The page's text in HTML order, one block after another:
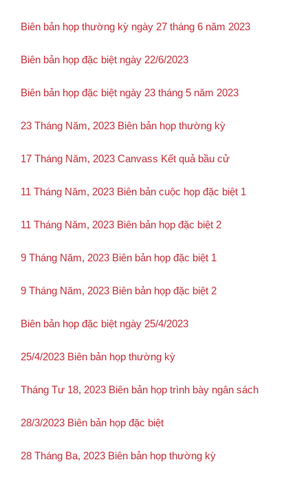
Biên bản họp thường kỳ ngày 27 tháng 6 năm 2023
Biên bản họp đặc biệt ngày 22/6/2023
Biên bản họp đặc biệt ngày 23 tháng 5 năm 2023
23 Tháng Năm, 2023 Biên bản họp thường kỳ
17 Tháng Năm, 2023 Canvass Kết quả bầu cử
11 Tháng Năm, 2023 Biên bản cuộc họp đặc biệt 1
11 Tháng Năm, 2023 Biên bản họp đặc biệt 2
9 Tháng Năm, 2023 Biên bản họp đặc biệt 1
9 Tháng Năm, 2023 Biên bản họp đặc biệt 2
Biên bản họp đặc biệt ngày 25/4/2023
25/4/2023 Biên bản họp thường kỳ
Tháng Tư 18, 2023 Biên bản họp trình bày ngân sách
28/3/2023 Biên bản họp đặc biệt
28 Tháng Ba, 2023 Biên bản họp thường kỳ